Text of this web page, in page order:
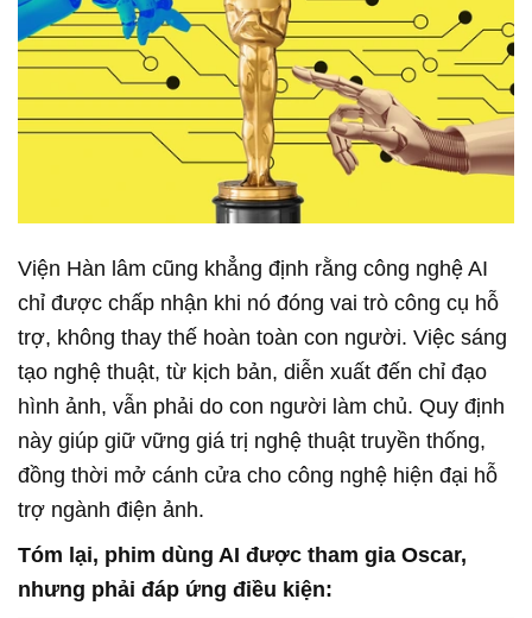
Viện Hàn lâm cũng khẳng định rằng công nghệ AI
chỉ được chấp nhận khi nó đóng vai trò công cụ hỗ
trợ, không thay thế hoàn toàn con người. Việc sáng
tạo nghệ thuật, từ kịch bản, diễn xuất đến chỉ đạo
hình ảnh, vẫn phải do con người làm chủ. Quy định
này giúp giữ vững giá trị nghệ thuật truyền thống,
đồng thời mở cánh cửa cho công nghệ hiện đại hỗ
trợ ngành điện ảnh.
Tóm lại, phim dùng AI được tham gia Oscar,
nhưng phải đáp ứng điều kiện: